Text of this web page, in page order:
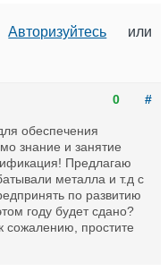
Авторизуйтесь или
0 #
обеспечения
знание и занятие
Предлагаю
металла и т.д с
по развитию
году будет сдано?
сожалению, простите